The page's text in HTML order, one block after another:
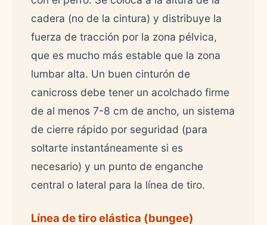
cadera (no de la cintura) y distribuye la
fuerza de tracción por la zona pélvica,
que es mucho más estable que la zona
lumbar alta. Un buen cinturón de
canicross debe tener un acolchado firme
de al menos 7-8 cm de ancho, un sistema
de cierre rápido por seguridad (para
soltarte instantáneamente si es
necesario) y un punto de enganche
central o lateral para la línea de tiro.
Línea de tiro elástica (bungee)